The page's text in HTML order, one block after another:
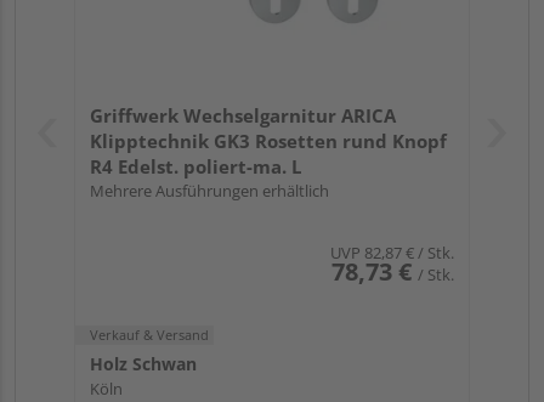
Griffwerk Wechselgarnitur ARICA
Klipptechnik GK3 Rosetten rund Knopf
R4 Edelst. poliert-ma. L
Mehrere Ausführungen erhältlich
UVP 82,87 €/ Stk.
78,73 € / Stk.
Verkauf & Versand
Holz Schwan
Köln